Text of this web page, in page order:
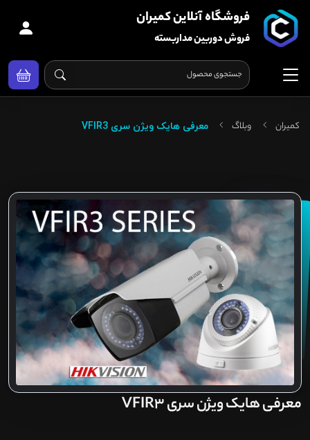
فروشگاه آنلاین کمیران
فروش دوربین مداربسته
کمیران وبلاگ معرفی هایک ویژن سری VFIR3
معرفی هایک ویژن سری VFIR3